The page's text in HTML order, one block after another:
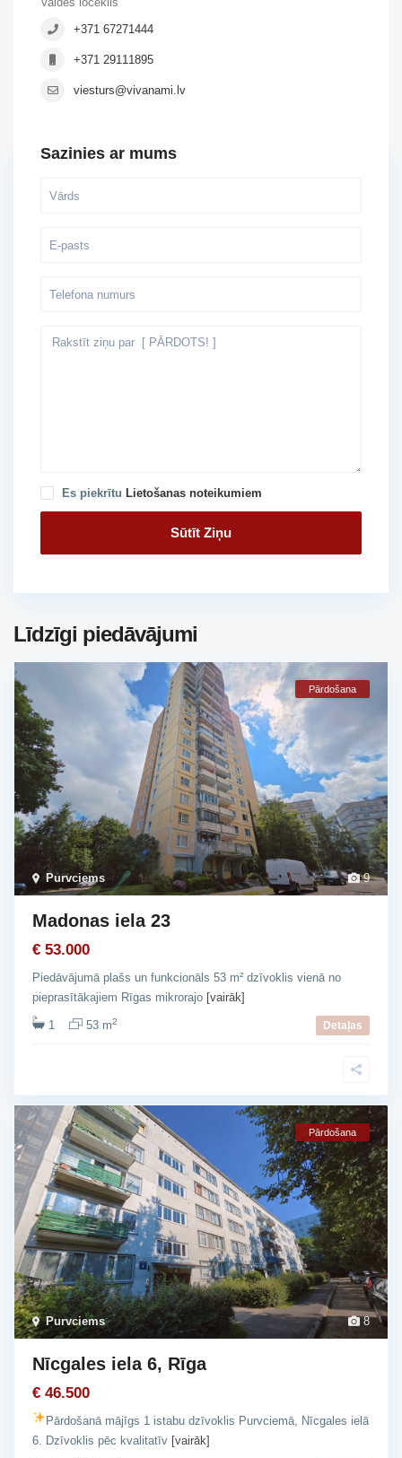
+371 67271444
+371 29111895
viesturs@vivanami.lv
Sazinies ar mums
Es piekrītu Lietošanas noteikumiem
Līdzīgi piedāvājumi
9
Purvciems
Pārdošana
Madonas iela 23
€ 53.000
Piedāvājumā plašs un funkcionāls 53 m² dzīvoklis vienā no
pieprasītākajiem Rīgas mikrorajo [vairāk]
1 53 m2 Detaļas
8
Purvciems
Pārdošana
Nīcgales iela 6, Rīga
€ 46.500
Pārdošanā mājīgs 1 istabu dzīvoklis Purvciemā, Nīcgales ielā
6. Dzīvoklis pēc kvalitatīv [vairāk]
I
m